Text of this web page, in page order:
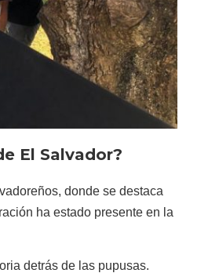
El Salvador?
donde se destaca
ha estado presente en la
detrás de las pupusas.